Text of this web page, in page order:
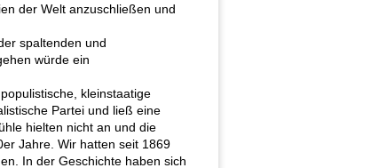
der Welt anzuschließen und
spaltenden und
würde ein
kleinstaatige
Partei und ließ eine
hielten nicht an und die
Jahre. Wir hatten seit 1869
In der Geschichte haben sich